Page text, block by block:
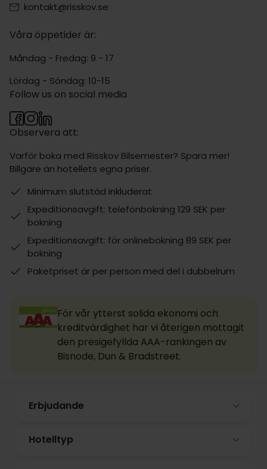
kontakt@risskov.se
Våra öppetider är:
Måndag - Fredag: 9 - 17
Lördag - Söndag: 10-15
Observera att:
Varför boka med Risskov Bilsemester? Spara mer!
Billgare än hotellets egna priser.
Minimum slutstäd inkluderat
Expeditionsavgift: telefonbokning 129 SEK per
bokning
Expeditionsavgift: för onlinebokning 89 SEK per
bokning
Paketpriset är per person med del i dubbelrum
Follow us on social media
För vår ytterst solida ekonomi och
kreditvärdighet har vi återigen mottagit
den presigefyllda AAA-rankingen av
Bisnode, Dun & Bradstreet.
Erbjudande
Hotelltyp